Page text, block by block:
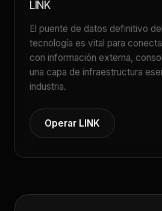
LINK
El puente de datos definitivo
tecnología es vital para
con información externa,
una capa de infraestructura
industria.
Operar LINK